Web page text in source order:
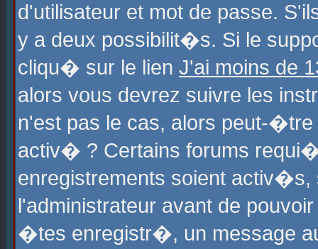
d'utilisateur et mot de passe.
y a deux possibilit�s. Si le
cliqu� sur le lien J'ai moins de
alors vous devrez suivre les
n'est pas le cas, alors peut-
activ� ? Certains forums
enregistrements soient
l'administrateur avant de
�tes enregistr�, un message